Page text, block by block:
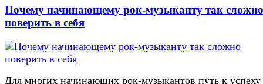
Почему начинающему рок-музыканту так сложно
поверить в себя
Для многих начинающих рок-музыкантов путь к успеху